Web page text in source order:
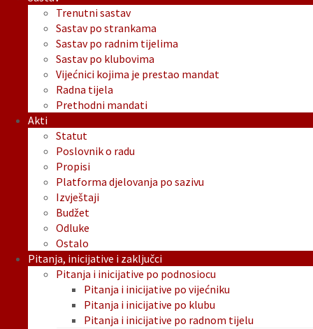
Trenutni sastav
Sastav po strankama
Sastav po radnim tijelima
Sastav po klubovima
Vijećnici kojima je prestao mandat
Radna tijela
Prethodni mandati
Akti
Statut
Poslovnik o radu
Propisi
Platforma djelovanja po sazivu
Izvještaji
Budžet
Odluke
Ostalo
Pitanja, inicijative i zaključci
Pitanja i inicijative po podnosiocu
Pitanja i inicijative po vijećniku
Pitanja i inicijative po klubu
Pitanja i inicijative po radnom tijelu